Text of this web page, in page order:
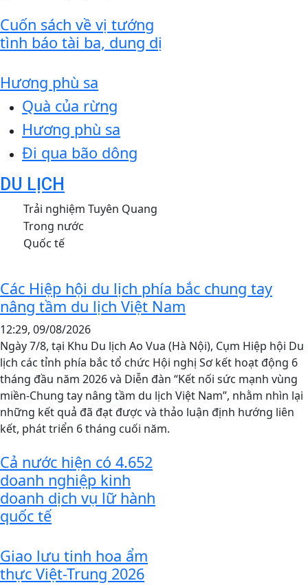
Cuốn sách về vị tướng
tình báo tài ba, dung dị
Hương phù sa
Quà của rừng
Hương phù sa
Đi qua bão dông
DU LỊCH
Các Hiệp hội du lịch phía bắc chung tay
nâng tầm du lịch Việt Nam
12:29, 09/08/2026
Ngày 7/8, tại Khu Du lịch Ao Vua (Hà Nội), Cụm Hiệp hội Du
lịch các tỉnh phía bắc tổ chức Hội nghị Sơ kết hoạt động 6
tháng đầu năm 2026 và Diễn đàn “Kết nối sức mạnh vùng
miền-Chung tay nâng tầm du lịch Việt Nam”, nhằm nhìn lại
những kết quả đã đạt được và thảo luận định hướng liên
kết, phát triển 6 tháng cuối năm.
Cả nước hiện có 4.652
doanh nghiệp kinh
doanh dịch vụ lữ hành
quốc tế
Giao lưu tinh hoa ẩm
thực Việt-Trung 2026